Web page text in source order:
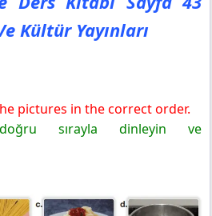
Kültür Yayınları
pictures in the correct order.
sırayla dinleyin ve